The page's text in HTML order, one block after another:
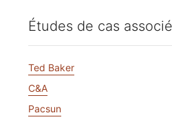
Études de cas
Ted Baker
C&A
Pacsun